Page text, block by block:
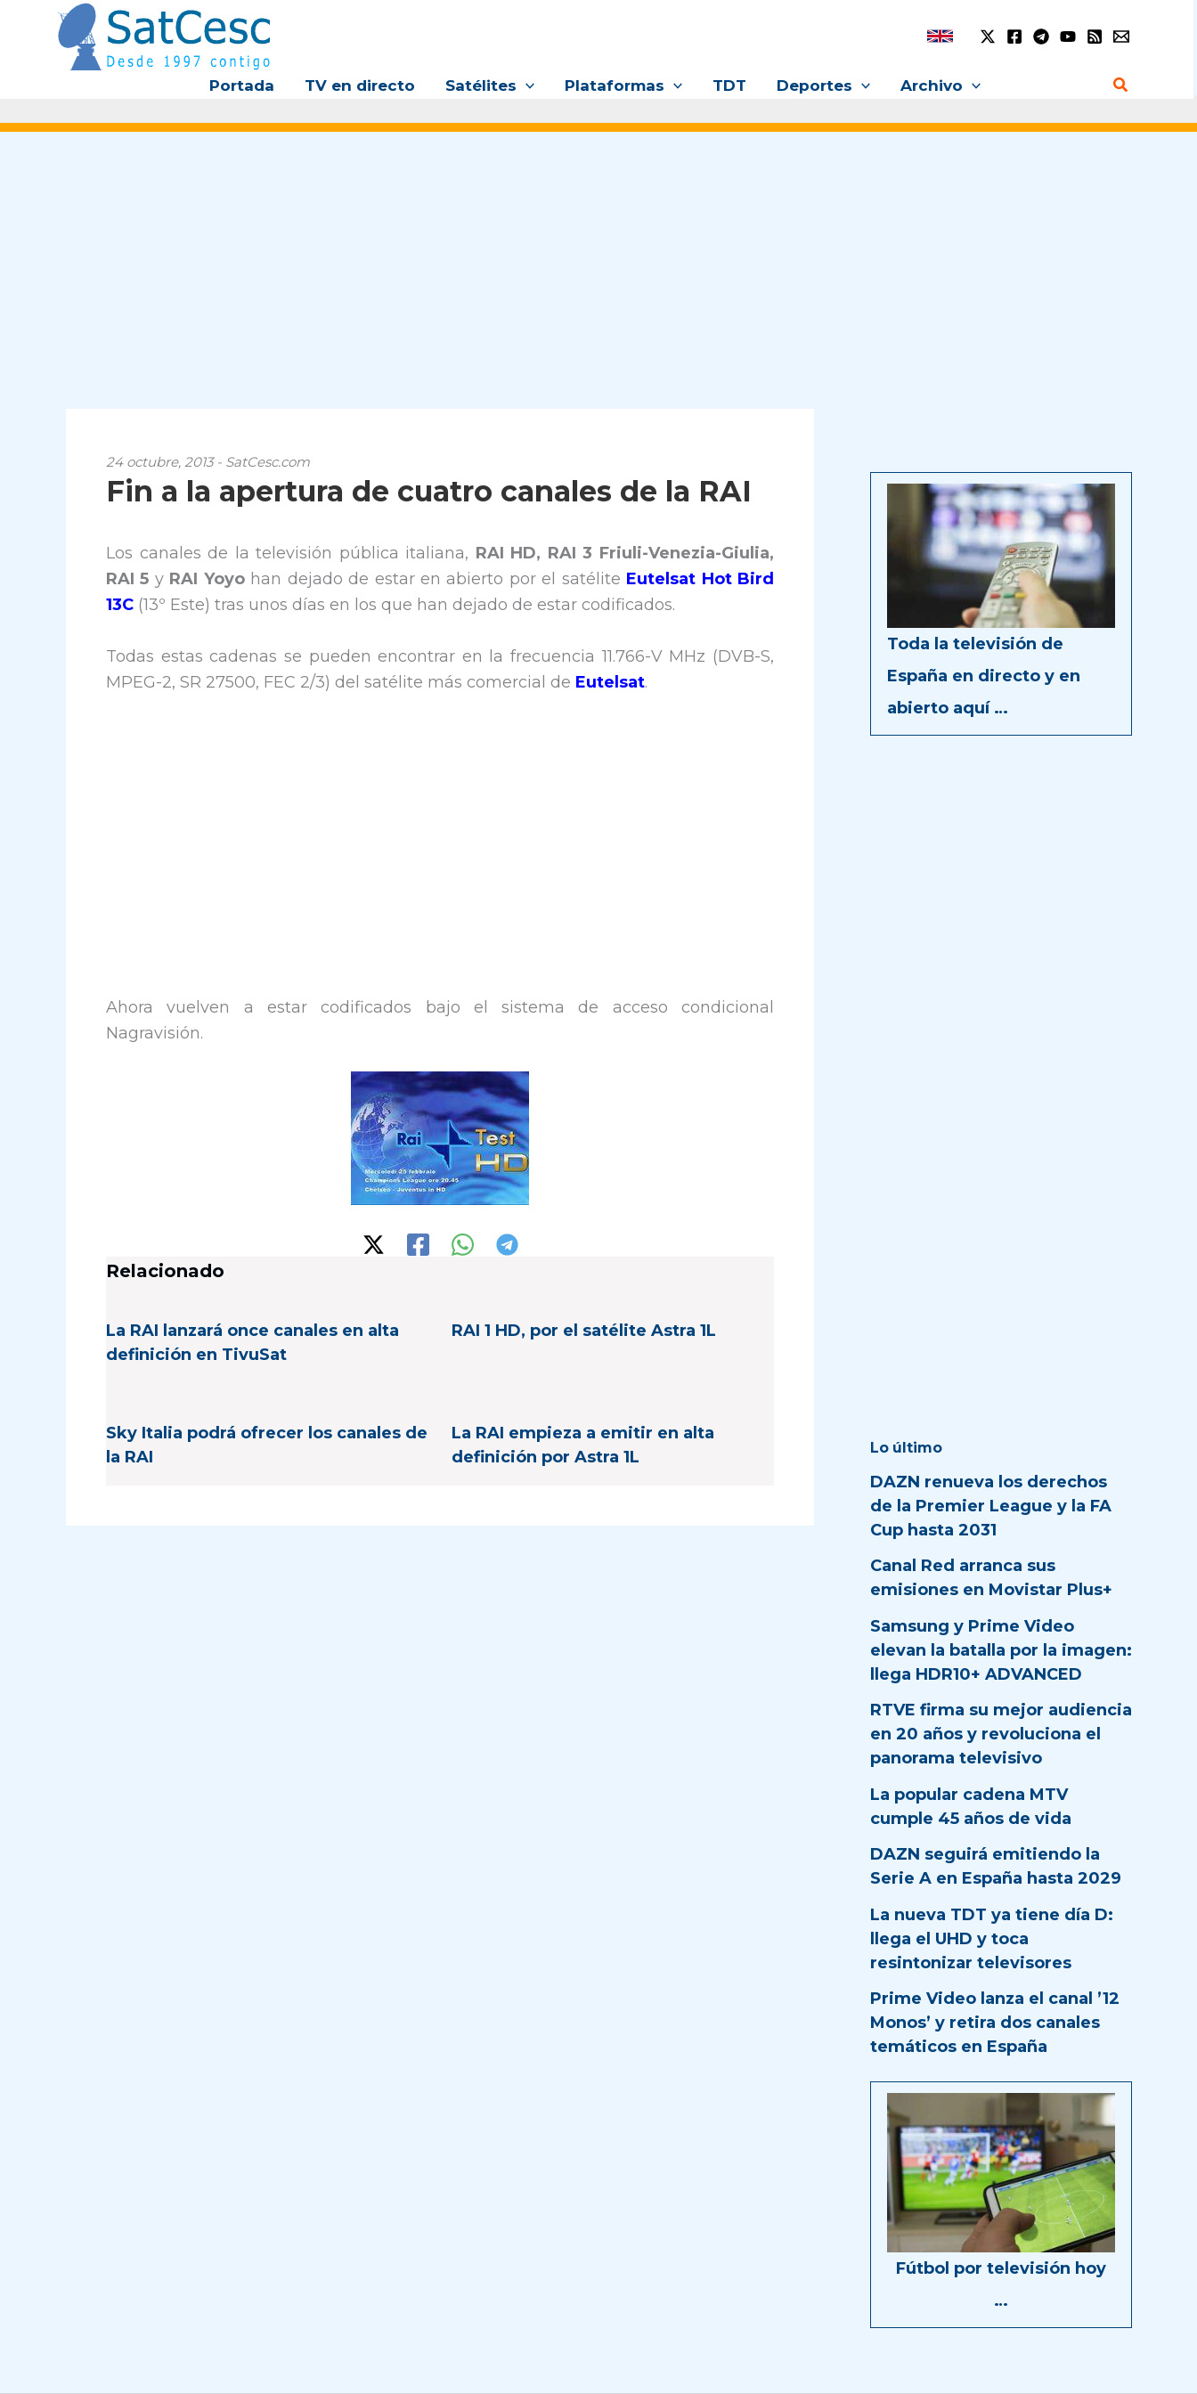
contenido
Portada TV en directo Satélites Plataformas TDT Deportes Archivo Buscar
24 octubre, 2013 - SatCesc.com
Fin a la apertura de cuatro canales de la RAI
Los canales de la televisión pública italiana, RAI HD, RAI 3 Friuli-Venezia-Giulia,
RAI 5 y RAI Yoyohan dejado de estar en abierto por el satélite Eutelsat Hot Bird
13C (13º Este) tras unos días en los que han dejado de estar codificados.
Todas estas cadenas se pueden encontrar en la frecuencia 11.766-V MHz (DVB-S,
MPEG-2, SR 27500, FEC 2/3) del satélite más comercial de Eutelsat.
Ahora vuelven a estar codificados bajo el sistema de acceso condicional
Nagravisión.
Relacionado
La RAI lanzará once canales en alta
definición en TivuSat
RAI 1 HD, por el satélite Astra 1L
Sky Italia podrá ofrecer los canales de
la RAI
La RAI empieza a emitir en alta
definición por Astra 1L
Toda la televisión de
España en directo y en
abierto aquí …
Lo último
DAZN renueva los derechos
de la Premier League y la FA
Cup hasta 2031
Canal Red arranca sus
emisiones en Movistar Plus+
Samsung y Prime Video
elevan la batalla por la imagen:
llega HDR10+ ADVANCED
RTVE firma su mejor audiencia
en 20 años y revoluciona el
panorama televisivo
La popular cadena MTV
cumple 45 años de vida
DAZN seguirá emitiendo la
Serie A en España hasta 2029
La nueva TDT ya tiene día D:
llega el UHD y toca
resintonizar televisores
Prime Video lanza el canal ’12
Monos’ y retira dos canales
temáticos en España
Fútbol por televisión hoy
…